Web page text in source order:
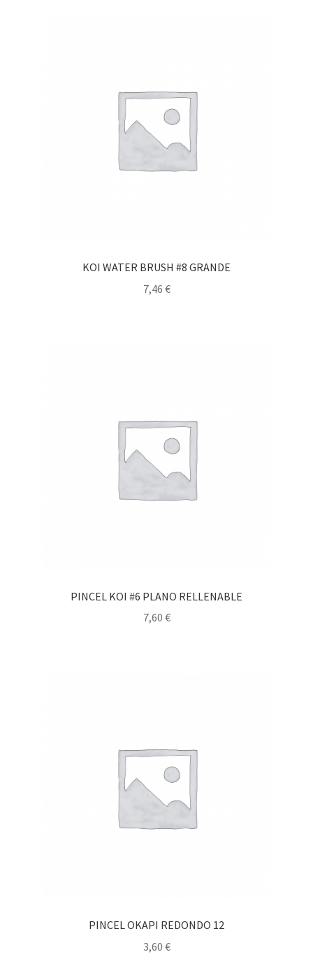
KOI WATER BRUSH #8 GRANDE
7,46 €
PINCEL KOI #6 PLANO RELLENABLE
7,60 €
PINCEL OKAPI REDONDO 12
3,60 €